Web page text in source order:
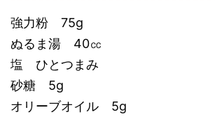
強力粉 75g
ぬるま湯 40㏄
塩 ひとつまみ
砂糖 5g
オリーブオイル 5g